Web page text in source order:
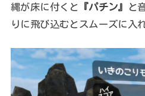
縄が床に付くと 『パチン』
と
りに飛び込むとスムーズに入